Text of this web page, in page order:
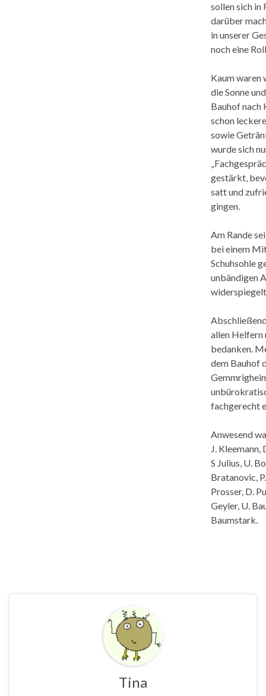
sollen sich in
darüber
in unserer
noch eine
Kaum waren
die Sonne
Bauhof nach
schon
sowie
wurde sich
gestärkt,
satt und
gingen.
Am Rande
bei einem
Schuhsohle
unbändigen
allen Helfern
bedanken.
dem Bauhof
fachgerecht
Anwesend
J.
S Julius, U.
Bratanovic,
Prosser, D.
Geyler, U.
Baumstark.
Tina